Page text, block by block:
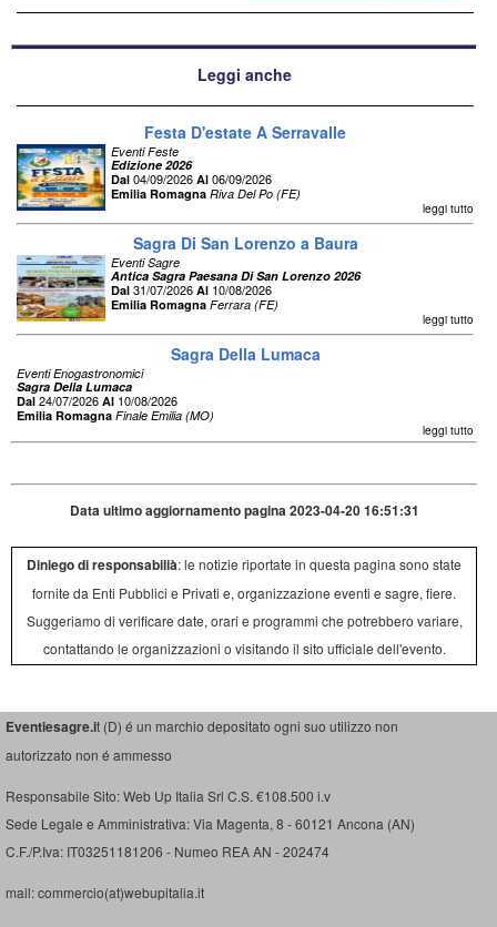
Leggi anche
Festa D'estate A Serravalle
Eventi Feste
Edizione 2026
Dal 04/09/2026 Al 06/09/2026
Emilia Romagna Riva Del Po (FE)
leggi tutto
Sagra Di San Lorenzo a Baura
Eventi Sagre
Antica Sagra Paesana Di San Lorenzo 2026
Dal 31/07/2026 Al 10/08/2026
Emilia Romagna Ferrara (FE)
leggi tutto
Sagra Della Lumaca
Eventi Enogastronomici
Sagra Della Lumaca
Dal 24/07/2026 Al 10/08/2026
Emilia Romagna Finale Emilia (MO)
leggi tutto
Data ultimo aggiornamento pagina 2023-04-20 16:51:31
Diniego di responsabilià: le notizie riportate in questa pagina sono state
fornite da Enti Pubblici e Privati e, organizzazione eventi e sagre, fiere.
Suggeriamo di verificare date, orari e programmi che potrebbero variare,
contattando le organizzazioni o visitando il sito ufficiale dell'evento.
Eventiesagre.it (D) é un marchio depositato ogni suo utilizzo non
autorizzato non é ammesso
Responsabile Sito: Web Up Italia Srl C.S. €108.500 i.v
Sede Legale e Amministrativa: Via Magenta, 8 - 60121 Ancona (AN)
C.F./P.Iva: IT03251181206 - Numeo REA AN - 202474
mail: commercio(at)webupitalia.it